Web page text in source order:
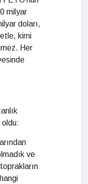
milyar
doları,
kimi
Her
oldu:
ve